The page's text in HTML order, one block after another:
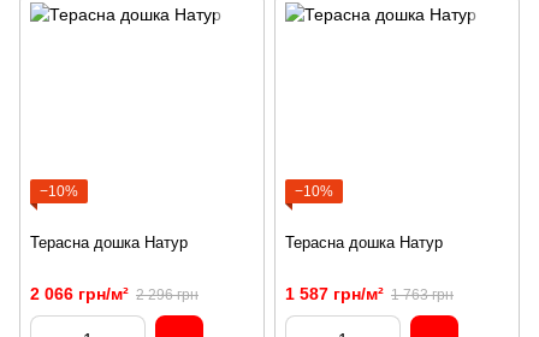
−10%
Терасна дошка Натур
2 066 грн/м² 2 296 грн
−10%
Терасна дошка Натур
1 587 грн/м² 1 763 грн